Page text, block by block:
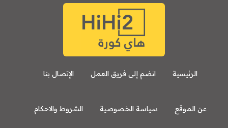
الرئيسية انضم إلى فريق العمل الإتصال بنا
عن الموقع سياسة الخصوصية الشروط والاحكام